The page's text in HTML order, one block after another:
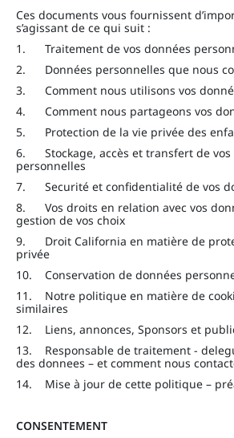
Ces documents vous fournissent
s’agissant de ce qui suit :
1. Traitement de vos données
2. Données personnelles que nous
3. Comment nous utilisons vos
4. Comment nous partageons vos
5. Protection de la vie privée des
6. Stockage, accès et transfert de vos
personnelles
7. Securité et confidentialité de vos
8. Vos droits en relation avec vos
gestion de vos choix
9. Droit California en matière de
privée
10. Conservation de données
11. Notre politique en matière de
similaires
12. Liens, annonces, Sponsors et
13. Responsable de traitement -
des donnees – et comment nous
14. Mise à jour de cette politique –
CONSENTEMENT